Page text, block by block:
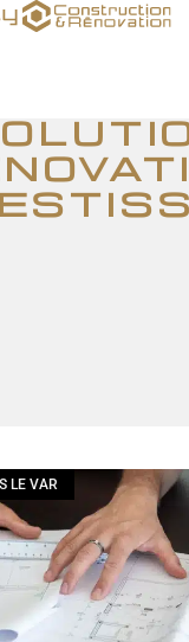
LE VAR